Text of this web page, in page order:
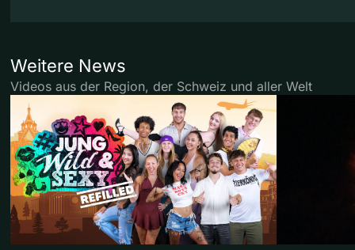
Weitere News
Videos aus der Region, der Schweiz und aller Welt